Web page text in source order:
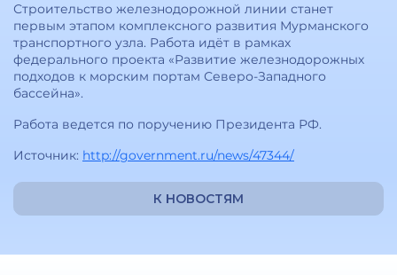
Строительство железнодорожной линии станет
первым этапом комплексного развития Мурманского
транспортного узла. Работа идёт в рамках
федерального проекта «Развитие железнодорожных
подходов к морским портам Северо-Западного
бассейна».
Работа ведется по поручению Президента РФ.
Источник: http://government.ru/news/47344/
К НОВОСТЯМ